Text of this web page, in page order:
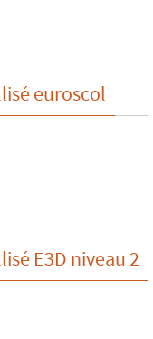
euroscol
E3D niveau 2